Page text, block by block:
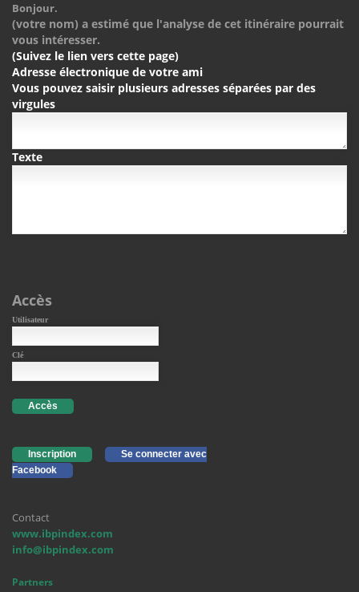
Bonjour.
(votre nom) a estimé que l'analyse de cet itinéraire pourrait
vous intéresser.
(Suivez le lien vers cette page)
Adresse électronique de votre ami
Vous pouvez saisir plusieurs adresses séparées par des
virgules
Texte
Accès
Utilisateur
Clé
Accès
Inscription
Se connecter avec
Facebook
Contact
www.ibpindex.com
info@ibpindex.com
Partners